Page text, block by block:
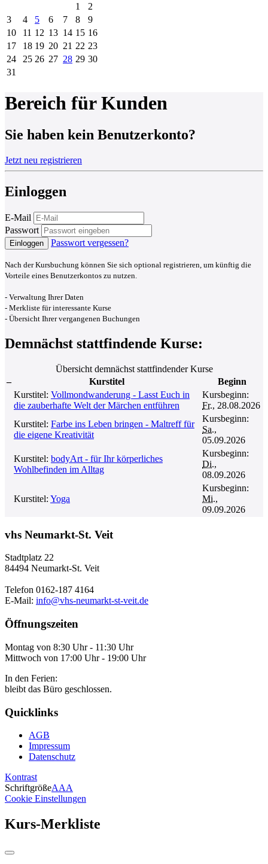
1
2
3
4 5 6 7 8
9
10
11 12 13 14 15 16
17
18 19 20 21 22 23
24
25 26 27 28 29 30
31
Bereich für Kunden
Sie haben kein Benutzerkonto?
Jetzt neu registrieren
Einloggen
E-Mail
Passwort
Einloggen Passwort vergessen?
Nach der Kursbuchung können Sie sich optional registrieren, um künftig die
Vorteile eines Benutzerkontos zu nutzen.
- Verwaltung Ihrer Daten
- Merkliste für interessante Kurse
- Übersicht Ihrer vergangenen Buchungen
Demnächst stattfindende Kurse:
Übersicht demnächst stattfindender Kurse
–
Kurstitel
Beginn
Kurstitel: Vollmondwanderung - Lasst Euch in
die zauberhafte Welt der Märchen entführen
Kursbeginn:
Fr., 28.08.2026
Kurstitel: Farbe ins Leben bringen - Maltreff für
die eigene Kreativität
Kursbeginn:
Sa.,
05.09.2026
Kurstitel: bodyArt - für Ihr körperliches
Wohlbefinden im Alltag
Kursbeginn:
Di.,
08.09.2026
Kurstitel: Yoga
Kursbeginn:
Mi.,
09.09.2026
vhs Neumarkt-St. Veit
Stadtplatz 22
84494 Neumarkt-St. Veit
Telefon 0162-187 4164
E-Mail: info@vhs-neumarkt-st-veit.de
Öffnungszeiten
Montag von 8:30 Uhr - 11:30 Uhr
Mittwoch von 17:00 Uhr - 19:00 Uhr
In den Ferien:
bleibt das Büro geschlossen.
Quicklinks
AGB
Impressum
Datenschutz
Kontrast
SchriftgrößeAAA
Cookie Einstellungen
Kurs-Merkliste